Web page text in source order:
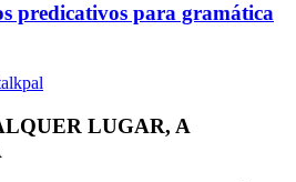
predicativos para gramática
LUGAR, A